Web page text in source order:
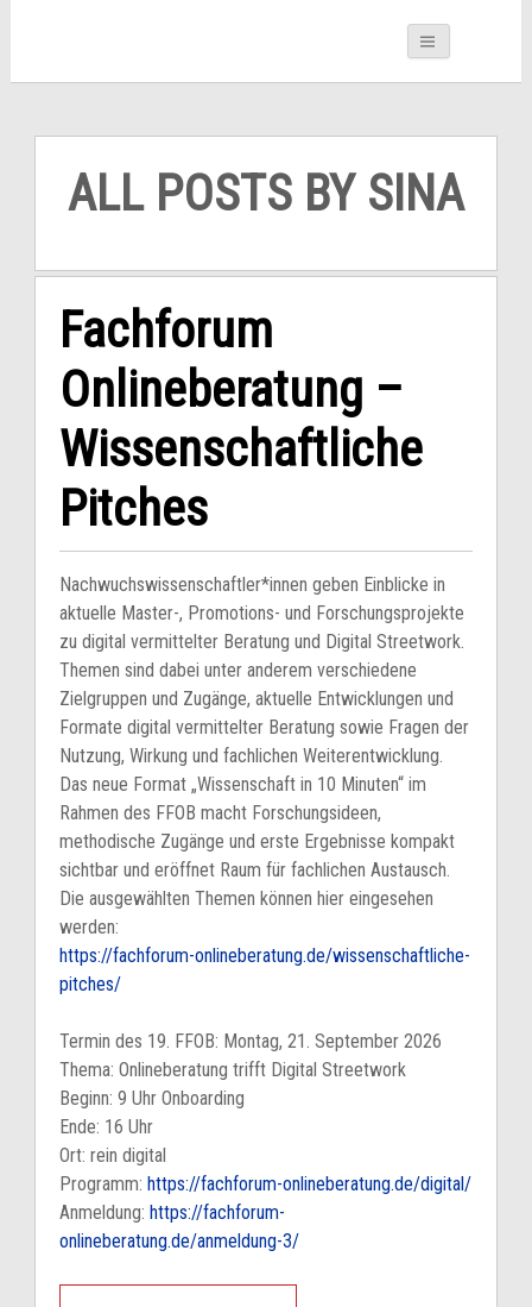
ALL POSTS BY SINA
Fachforum
Onlineberatung –
Wissenschaftliche
Pitches
Nachwuchswissenschaftler*innen geben Einblicke in
aktuelle Master-, Promotions- und Forschungsprojekte
zu digital vermittelter Beratung und Digital Streetwork.
Themen sind dabei unter anderem verschiedene
Zielgruppen und Zugänge, aktuelle Entwicklungen und
Formate digital vermittelter Beratung sowie Fragen der
Nutzung, Wirkung und fachlichen Weiterentwicklung.
Das neue Format „Wissenschaft in 10 Minuten“ im
Rahmen des FFOB macht Forschungsideen,
methodische Zugänge und erste Ergebnisse kompakt
sichtbar und eröffnet Raum für fachlichen Austausch.
Die ausgewählten Themen können hier eingesehen
werden:
https://fachforum-onlineberatung.de/wissenschaftliche-
pitches/
Termin des 19. FFOB: Montag, 21. September 2026
Thema: Onlineberatung trifft Digital Streetwork
Beginn: 9 Uhr Onboarding
Ende: 16 Uhr
Ort: rein digital
Programm: https://fachforum-onlineberatung.de/digital/
Anmeldung: https://fachforum-
onlineberatung.de/anmeldung-3/